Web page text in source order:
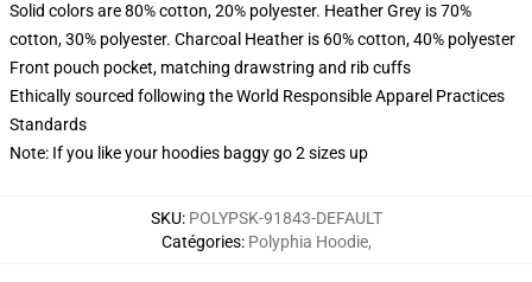
Solid colors are 80% cotton, 20% polyester. Heather Grey is 70%
cotton, 30% polyester. Charcoal Heather is 60% cotton, 40% polyester
Front pouch pocket, matching drawstring and rib cuffs
Ethically sourced following the World Responsible Apparel Practices
Standards
Note: If you like your hoodies baggy go 2 sizes up
SKU: POLYPSK-91843-DEFAULT
Catégories: Polyphia Hoodie,